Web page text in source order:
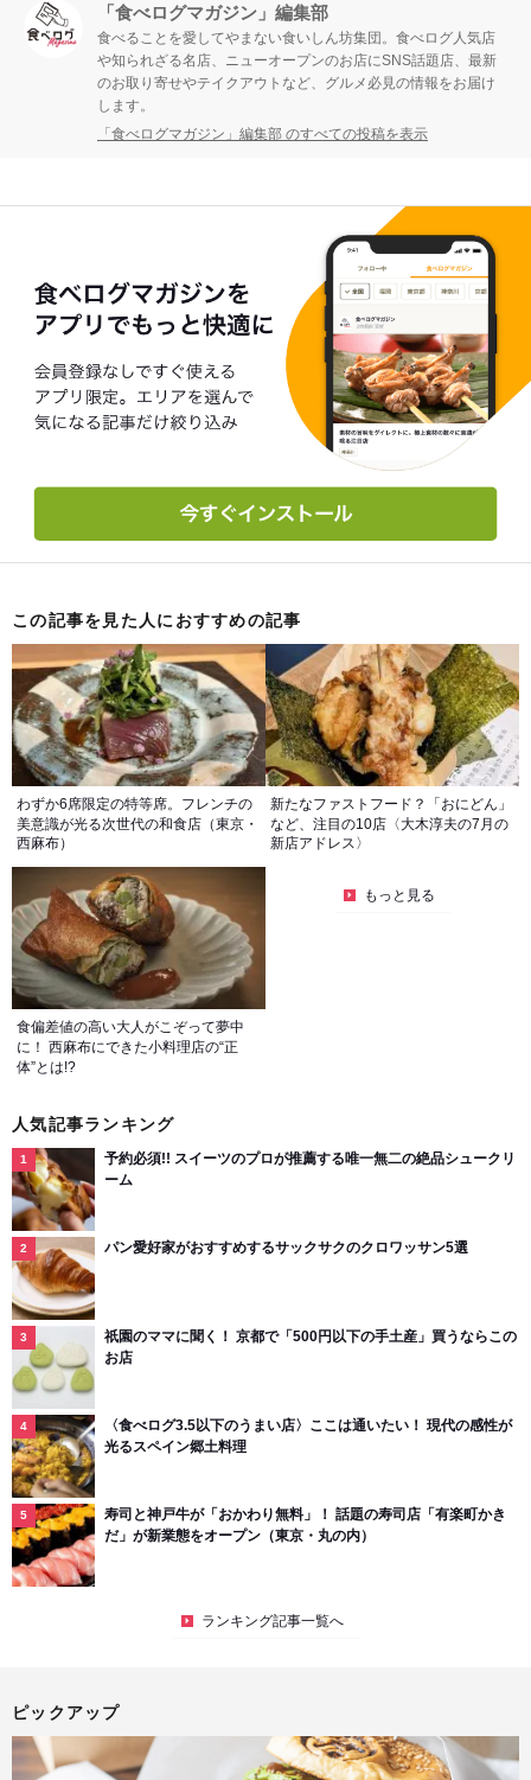
「食べログマガジン」編集部
食べることを愛してやまない食いしん坊集団。食べログ人気店
や知られざる名店、ニューオープンのお店にSNS話題店、最新
のお取り寄せやテイクアウトなど、グルメ必見の情報をお届け
します。
「食べログマガジン」編集部 のすべての投稿を表示
この記事を見た人におすすめの記事
わずか6席限定の特等席。フレンチの
美意識が光る次世代の和食店（東京・
西麻布）
新たなファストフード？「おにどん」
など、注目の10店〈大木淳夫の7月の
新店アドレス〉
食偏差値の高い大人がこぞって夢中
に！ 西麻布にできた小料理店の“正
体”とは!?
もっと見る
人気記事ランキング
予約必須!! スイーツのプロが推薦する唯一無二の絶品シュークリ
ーム
パン愛好家がおすすめするサックサクのクロワッサン5選
祇園のママに聞く！ 京都で「500円以下の手土産」買うならこの
お店
〈食べログ3.5以下のうまい店〉ここは通いたい！ 現代の感性が
光るスペイン郷土料理
寿司と神戸牛が「おかわり無料」！ 話題の寿司店「有楽町かき
だ」が新業態をオープン（東京・丸の内）
ランキング記事一覧へ
ピックアップ